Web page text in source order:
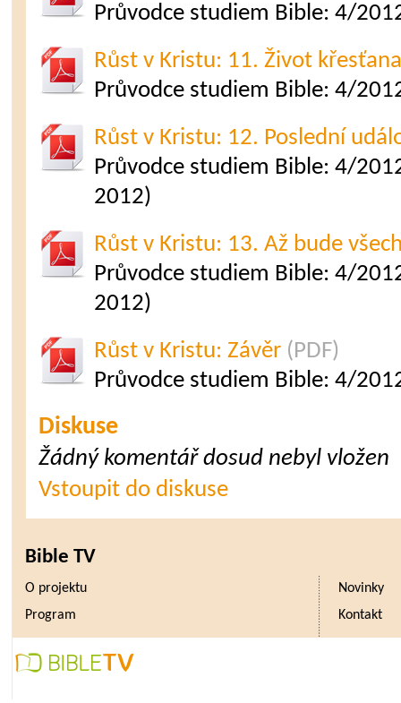
Průvodce studiem Bible: 4/
Růst v Kristu: 11. Život
Průvodce studiem Bible: 4/
Růst v Kristu: 12. Poslední
Průvodce studiem Bible: 4/
2012)
Růst v Kristu: 13. Až bude
Průvodce studiem Bible: 4/
2012)
Růst v Kristu: Závěr (PDF)
Průvodce studiem Bible: 4/
Diskuse
Žádný komentář dosud nebyl vložen
Vstoupit do diskuse
Bible TV
O projektu
Novinky
Program
Kontakt